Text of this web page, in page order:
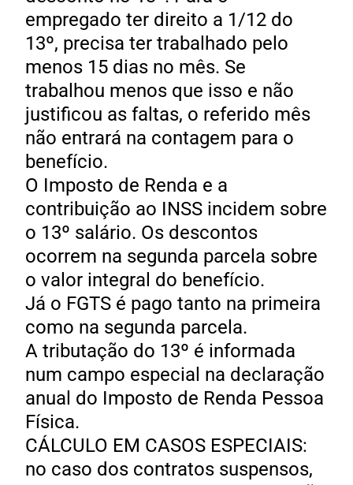
empregado ter direito a 1/12 do
13º, precisa ter trabalhado pelo
menos 15 dias no mês. Se
trabalhou menos que isso e não
justificou as faltas, o referido mês
não entrará na contagem para o
benefício.
O Imposto de Renda e a
contribuição ao INSS incidem sobre
o 13º salário. Os descontos
ocorrem na segunda parcela sobre
o valor integral do benefício.
Já o FGTS é pago tanto na primeira
como na segunda parcela.
A tributação do 13º é informada
num campo especial na declaração
anual do Imposto de Renda Pessoa
Física.
CÁLCULO EM CASOS ESPECIAIS:
no caso dos contratos suspensos,